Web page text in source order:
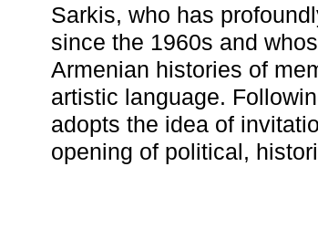
Sarkis, who has
since the 1960s and
Armenian histories of
artistic language.
adopts the idea of
opening of political,